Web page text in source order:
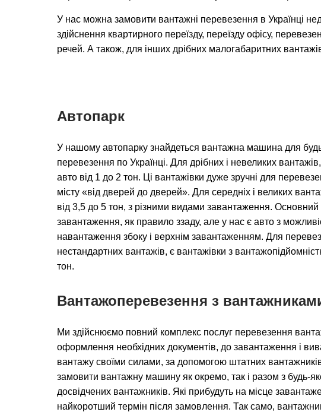
У нас можна замовити вантажні перевезення в Українці
здійснення квартирного переїзду, переїзду офісу,
речей. А також, для інших дрібних малогабаритних
Автопарк
У нашому автопарку знайдеться вантажна машина для
перевезення по Українці. Для дрібних і невеликих
авто від 1 до 2 тон. Ці вантажівки дуже зручні для
місту «від дверей до дверей». Для середніх і великих
від 3,5 до 5 тон, з різними видами завантаження. Основний
завантаження, як правило ззаду, але у нас є авто з
навантаження збоку і верхнім завантаженням. Для
нестандартних вантажів, є вантажівки з
тон.
Вантажоперевезення з
Ми здійснюємо повний комплекс послуг перевезення
оформлення необхідних документів, до завантаження і
вантажу своїми силами, за допомогою штатних
замовити вантажну машину як окремо, так і разом з будь-
досвідчених вантажників. Які прибудуть на місце
найкоротший термін після замовлення. Так само,